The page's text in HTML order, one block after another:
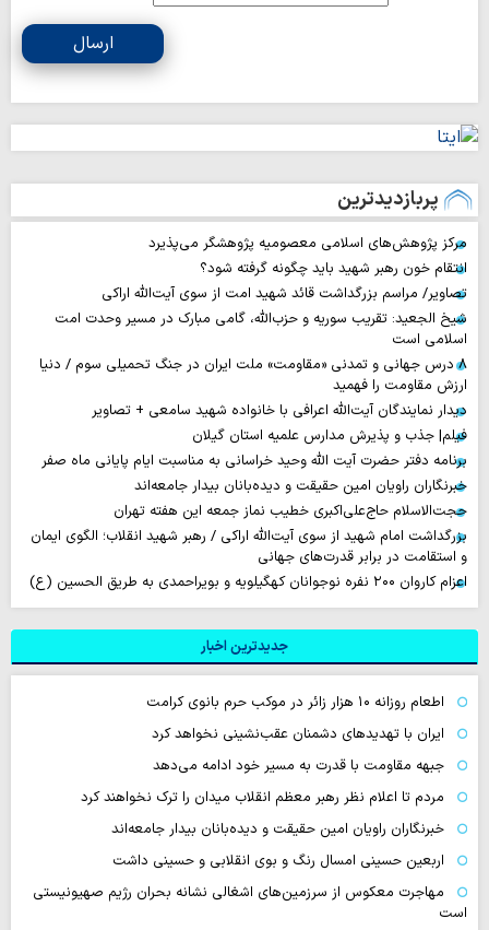
ارسال
پربازدیدترین
مرکز پژوهش‌های اسلامی معصومیه پژوهشگر می‌پذیرد
انتقام خون رهبر شهید باید چگونه گرفته شود؟
تصاویر/ مراسم بزرگداشت قائد شهید امت از سوی آیت‌الله اراکی
شیخ الجعید: تقریب سوریه و حزب‌الله، گامی مبارک در مسیر وحدت امت
اسلامی است
۸ درس جهانی و تمدنی «مقاومت» ملت ایران در جنگ تحمیلی سوم / دنیا
ارزش مقاومت را فهمید
دیدار نمایندگان آیت‌الله اعرافی با خانواده شهید سامعی + تصاویر
فیلم| جذب و پذیرش مدارس علمیه استان گیلان
برنامه دفتر حضرت آیت الله وحید خراسانی به مناسبت ایام پایانی ماه صفر
خبرنگاران راویان امین حقیقت و دیده‌بانان بیدار جامعه‌اند
حجت‌الاسلام حاج‌علی‌اکبری خطیب نماز جمعه این هفته تهران
بزرگداشت امام شهید از سوی آیت‌الله اراکی / رهبر شهید انقلاب؛ الگوی ایمان
و استقامت در برابر قدرت‌های جهانی
اعزام کاروان ۲۰۰ نفره نوجوانان کهگیلویه و بویراحمدی به طریق الحسین (ع)
جدیدترین اخبار
اطعام روزانه ۱۰ هزار زائر در موکب حرم بانوی کرامت
ایران با تهدیدهای دشمنان عقب‌نشینی نخواهد کرد
جبهه مقاومت با قدرت به مسیر خود ادامه می‌دهد
مردم تا اعلام نظر رهبر معظم انقلاب میدان را ترک نخواهند کرد
خبرنگاران راویان امین حقیقت و دیده‌بانان بیدار جامعه‌اند
اربعین حسینی امسال رنگ و بوی انقلابی و حسینی داشت
مهاجرت معکوس از سرزمین‌های اشغالی نشانه بحران رژیم صهیونیستی
است